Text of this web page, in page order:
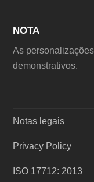
NOTA
As
demonstrativos.
Notas legais
Privacy Policy
ISO 17712: 2013